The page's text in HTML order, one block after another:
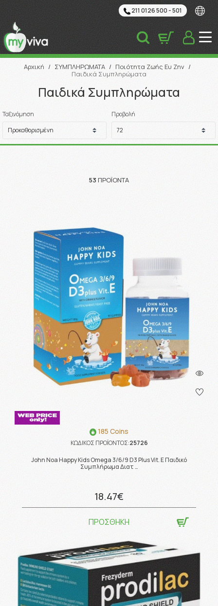
211 0126 500 - 501
Αναζήτηση
Αρχική / ΣΥΜΠΛΗΡΩΜΑΤΑ / Ποιότητα Ζωής Ευ Ζην /
Παιδικά Συμπληρώματα
Παιδικά Συμπληρώματα
Ταξινόμηση Προβολή
53ΠΡΟΪΌΝΤΑ
185 Coins
ΚΩΔΙΚΟΣ ΠΡΟΪΟΝΤΟΣ:25726
John Noa Happy Kids Omega 3/6/9 D3 Plus Vit. E Παιδικό
Συμπλήρωμα Διατ …
18.47€
ΠΡΟΣΘΗΚΗ